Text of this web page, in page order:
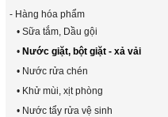
- Hàng hóa phẩm
• Sữa tắm, Dầu gội
• Nước giặt, bột giặt - xả vải
• Nước rửa chén
• Khử mùi, xịt phòng
• Nước tẩy rửa vệ sinh